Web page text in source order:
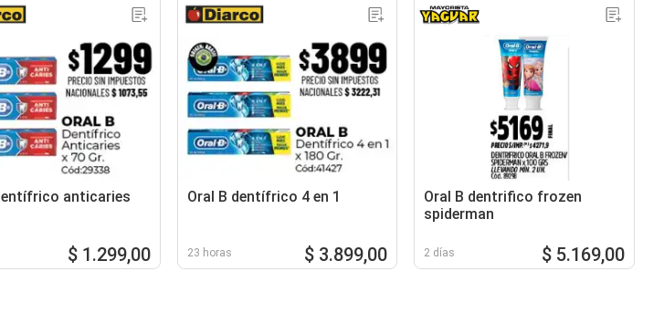
anticaries
$ 1.299,00
Oral B dentífrico 4 en 1
23 horas $ 3.899,00
Oral B dentrifico frozen
spiderman
2 días $ 5.169,00